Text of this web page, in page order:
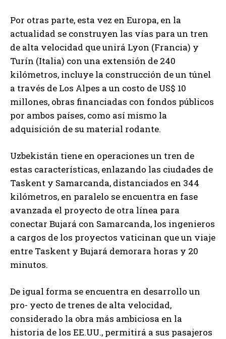
Por otras parte, esta vez en Europa, en la
actualidad se construyen las vías para un tren
de alta velocidad que unirá Lyon (Francia) y
Turín (Italia) con una extensión de 240
kilómetros, incluye la construcción de un túnel
a través de Los Alpes a un costo de US$ 10
millones, obras financiadas con fondos públicos
por ambos países, como así mismo la
adquisición de su material rodante.
Uzbekistán tiene en operaciones un tren de
estas características, enlazando las ciudades de
Taskent y Samarcanda, distanciados en 344
kilómetros, en paralelo se encuentra en fase
avanzada el proyecto de otra línea para
conectar Bujará con Samarcanda, los ingenieros
a cargos de los proyectos vaticinan que un viaje
entre Taskent y Bujará demorara horas y 20
minutos.
De igual forma se encuentra en desarrollo un
pro- yecto de trenes de alta velocidad,
considerado la obra más ambiciosa en la
historia de los EE.UU., permitirá a sus pasajeros